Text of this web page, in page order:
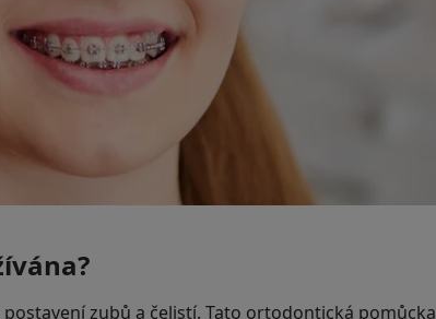
zubů a čelistí. Tato ortodontická pomůcka